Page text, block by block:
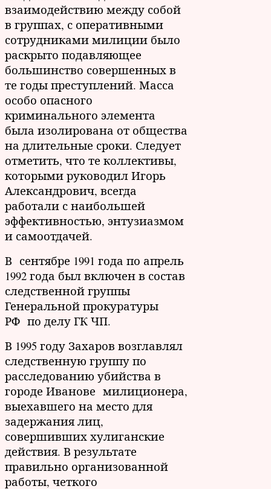
взаимодействию между собой
в группах, с оперативными
сотрудниками милиции было
раскрыто подавляющее
большинство совершенных в
те годы преступлений. Масса
особо опасного
криминального элемента
была изолирована от общества
на длительные сроки. Следует
отметить, что те коллективы,
которыми руководил Игорь
Александрович, всегда
работали с наибольшей
эффективностью, энтузиазмом
и самоотдачей.
В сентябре 1991 года по апрель
1992 года был включен в состав
следственной группы
Генеральной прокуратуры
РФ по делу ГК ЧП.
В 1995 году Захаров возглавлял
следственную группу по
расследованию убийства в
городе Иванове милиционера,
выехавшего на место для
задержания лиц,
совершивших хулиганские
действия. В результате
правильно организованной
работы, четкого